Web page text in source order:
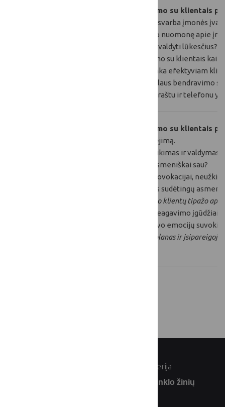
„Profesionalaus bendravimo su klientais
Bendravimo su klientais svarba įmonės
Pagal ką klientai susidaro nuomonę apie
Ko klientai tikisi? Kaip suvaldyti lūkesčius?
Neefektyvaus bendravimo su klientais
Kiekvieno darbuotojo įtaka efektyviam
Efektyvaus ir profesionalaus bendravimo
Bendravimo su klientais raštu ir telefonu
„Profesionalaus bendravimo su klientais
Atsakomybė už susikalbėjimą.
Konfliktinių situacijų įveikimas ir valdymas.
Kaip nepriimti kritikos asmeniškai sau?
Nepasiduoti konflikto provokacijai,
Dažniausiai pasitaikantys sudėtingų
Diskusija: Kiekvieno sudėtingo klientų tipažo
Efektyvaus klausymo ir reagavimo įgūdžiai.
Asmeninio požiūrio ir savo emocijų
Praktinis darbas: Asmeninis planas ir
© Lietuvos Respublikos žemės ūkio ministerija
Užsiprenumeruokite Lietuvos kaimo tinklo žinių